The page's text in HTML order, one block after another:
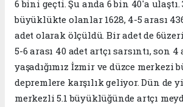
6 bini geçti. Şu anda 6 bin 40'a ulaştı.
büyüklükte olanlar 1628, 4-5 arası
adet olarak ölçüldü. Bir adet de
5-6 arası 40 adet artçı sarsıntı, son 4
yaşadığımız İzmir ve düzce merkezi
depremlere karşılık geliyor. Dün de
merkezli 5.1 büyüklüğünde artçı